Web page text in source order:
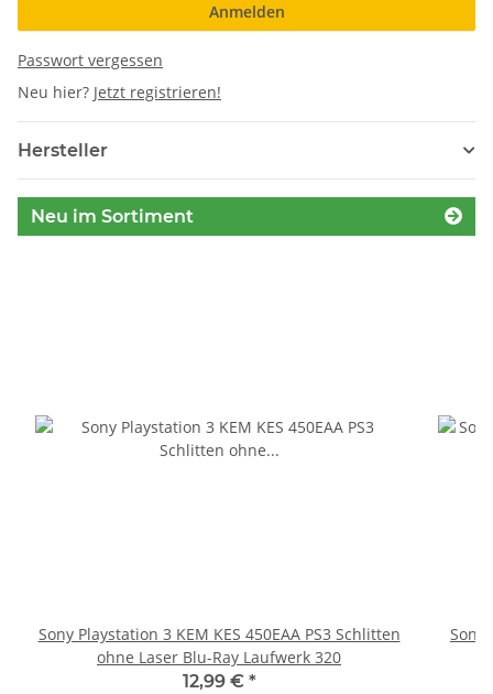
Anmelden
Passwort vergessen
Neu hier? Jetzt registrieren!
Hersteller
Neu im Sortiment
Sony Playstation 3 KEM KES 450EAA PS3 Schlitten
ohne Laser Blu-Ray Laufwerk 320
12,99 € *
Sony